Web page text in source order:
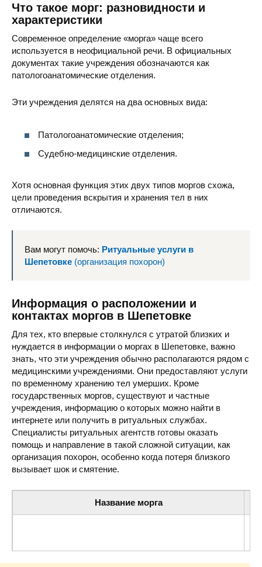
Что такое морг: разновидности и
характеристики
Современное определение «морга» чаще всего
используется в неофициальной речи. В официальных
документах такие учреждения обозначаются как
патологоанатомические отделения.
Эти учреждения делятся на два основных вида:
Патологоанатомические отделения;
Судебно-медицинские отделения.
Хотя основная функция этих двух типов моргов схожа,
цели проведения вскрытия и хранения тел в них
отличаются.
Вам могут помочь: Ритуальные услуги в
Шепетовке (организация похорон)
Информация о расположении и
контактах моргов в Шепетовке
Для тех, кто впервые столкнулся с утратой близких и
нуждается в информации о моргах в Шепетовке, важно
знать, что эти учреждения обычно располагаются рядом с
медицинскими учреждениями. Они предоставляют услуги
по временному хранению тел умерших. Кроме
государственных моргов, существуют и частные
учреждения, информацию о которых можно найти в
интернете или получить в ритуальных службах.
Специалисты ритуальных агентств готовы оказать
помощь и направление в такой сложной ситуации, как
организация похорон, особенно когда потеря близкого
вызывает шок и смятение.
Название морга
Прозектура — Морг